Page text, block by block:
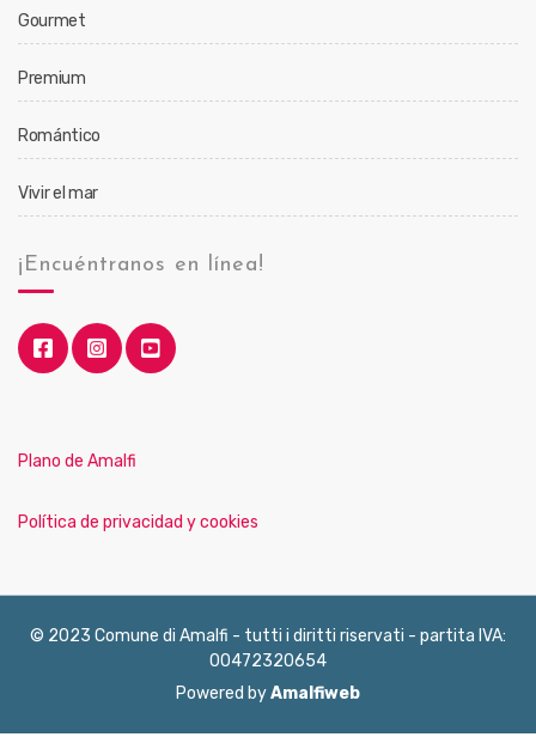
Gourmet
Premium
Romántico
Vivir el mar
¡Encuéntranos en línea!
Plano de Amalfi
Política de privacidad y cookies
© 2023 Comune di Amalfi - tutti i diritti riservati - partita IVA:
00472320654
Powered byAmalfiweb